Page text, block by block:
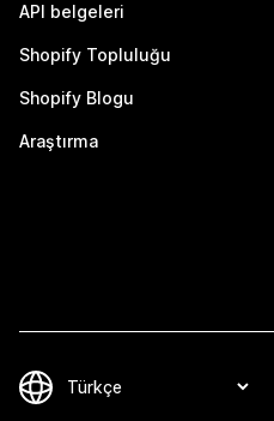
API belgeleri
Shopify Topluluğu
Shopify Blogu
Araştırma